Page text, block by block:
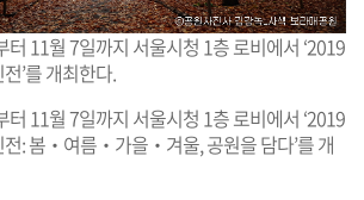
11월 7일까지 서울시청 1층 로비에서 ‘2019
’를 개최한다.
11월 7일까지 서울시청 1층 로비에서 ‘2019
전: 봄‧여름‧가을‧겨울, 공원을 담다’를 개